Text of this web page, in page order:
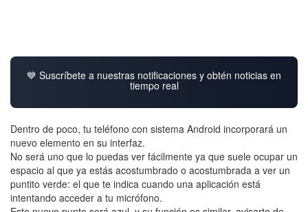
💙 Suscríbete a nuestras notificaciones y obtén noticias en
tiempo real
Dentro de poco, tu teléfono con sistema Android incorporará un
nuevo elemento en su interfaz.
No será uno que lo puedas ver fácilmente ya que suele ocupar un
espacio al que ya estás acostumbrado o acostumbrada a ver un
puntito verde: el que te indica cuando una aplicación está
intentando acceder a tu micrófono.